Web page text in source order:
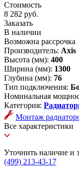
Стоимость
8 282 руб.
Заказать
В наличии
Возможна рассрочка
Производитель: Axis
Высота (мм): 400
Ширина (мм): 1300
Глубина (мм): 76
Тип подключения:
Номинальная
Категория:
Монтаж
Все характеристики
Уточнить наличие и
(499) 213-43-17